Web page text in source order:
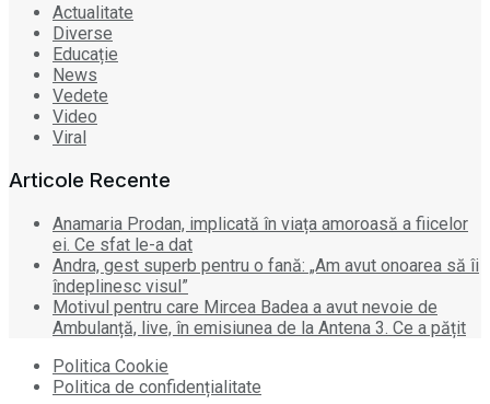
Actualitate
Diverse
Educație
News
Vedete
Video
Viral
Articole Recente
Anamaria Prodan, implicată în viața amoroasă a fiicelor
ei. Ce sfat le-a dat
Andra, gest superb pentru o fană: „Am avut onoarea să îi
îndeplinesc visul”
Motivul pentru care Mircea Badea a avut nevoie de
Ambulanță, live, în emisiunea de la Antena 3. Ce a pățit
Politica Cookie
Politica de confidențialitate